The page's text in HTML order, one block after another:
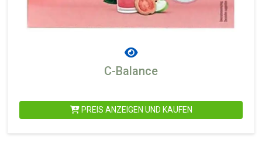
C-Balance
PREIS ANZEIGEN UND KAUFEN